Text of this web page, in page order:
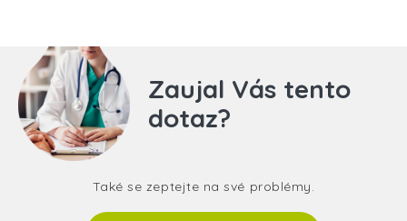
Zaujal Vás tento
dotaz?
Také se zeptejte na své problémy.